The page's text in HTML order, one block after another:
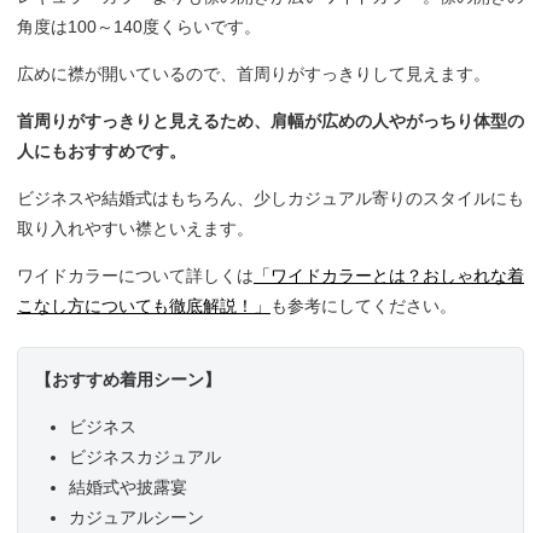
角度は100～140度くらいです。
広めに襟が開いているので、首周りがすっきりして見えます。
首周りがすっきりと見えるため、肩幅が広めの人やがっちり体型の
人にもおすすめです。
ビジネスや結婚式はもちろん、少しカジュアル寄りのスタイルにも
取り入れやすい襟といえます。
ワイドカラーについて詳しくは 「ワイドカラーとは？おしゃれな着
こなし方についても徹底解説！」
も参考にしてください。
【おすすめ着用シーン】
ビジネス
ビジネスカジュアル
結婚式や披露宴
カジュアルシーン